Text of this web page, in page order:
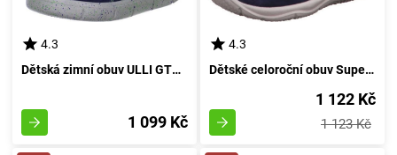
4.3
Dětská zimní obuv ULLI GTX, Superfit, 1-00425-81, modré provedení - velikost 21
1 099 Kč
4.3
Dětské celoroční obuv Superfit, model UNIVERSE, 3-09417-80, v odstínu temně modré - velikost 21
1 122 Kč
1 123 Kč